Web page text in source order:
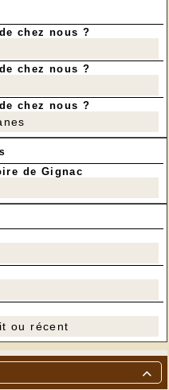

chez nous ?
chez nous ?
chez nous ?
de Gignac
ou récent